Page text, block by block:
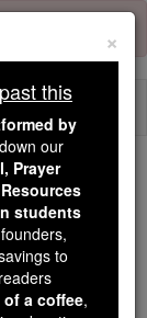
in the
you,
×
this
by
our
Prayer
students
to
a coffee,